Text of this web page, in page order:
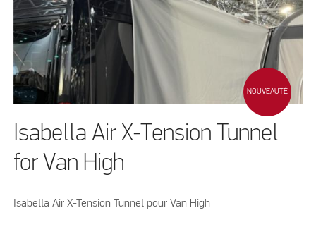
NOUVEAUTÉ
Isabella Air X-Tension Tunnel
for Van High
Isabella Air X-Tension Tunnel pour Van High